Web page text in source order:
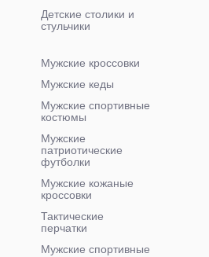
Детские столики и
стульчики
Мужские кроссовки
Мужские кеды
Мужские спортивные
костюмы
Мужские
патриотические
футболки
Мужские кожаные
кроссовки
Тактические
перчатки
Мужские спортивные